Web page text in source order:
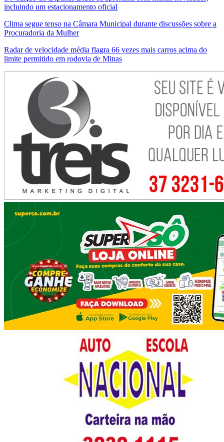
incluindo um estacionamento oficial
Clima segue tenso na Câmara Municipal durante discussões sobre a
Procuradoria da Mulher
Radar de velocidade média flagra 66 vezes mais carros acima do
limite permitido em rodovia de Minas